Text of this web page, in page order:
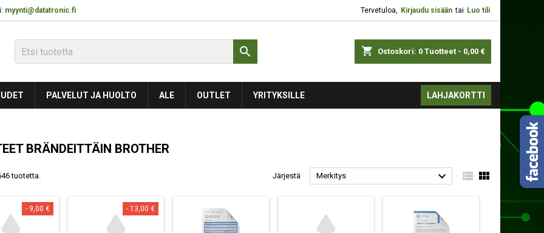
myynti@datatronic.fi Tervetuloa, Kirjaudu sisään tai Luo tili
shopping_cart Ostoskori: 0 Tuotteet - 0,00 €

PALVELUT JA HUOLTO ALE OUTLET YRITYKSILLE LAHJAKORTTI
BRÄNDEITTÄIN BROTHER
tuotetta. Järjestä Merkitys   
- 9,00 € - 13,00 €